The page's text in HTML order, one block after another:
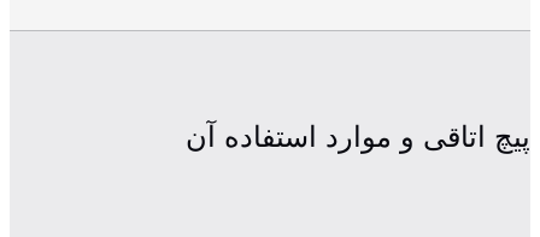
پیچ اتاقی و موارد استفاده آن